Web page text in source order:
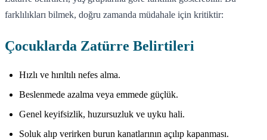
farklılıkları bilmek, doğru zamanda müdahale için kritiktir:
Çocuklarda Zatürre Belirtileri
Hızlı ve hırıltılı nefes alma.
Beslenmede azalma veya emmede güçlük.
Genel keyifsizlik, huzursuzluk ve uyku hali.
Soluk alıp verirken burun kanatlarının açılıp kapanması.